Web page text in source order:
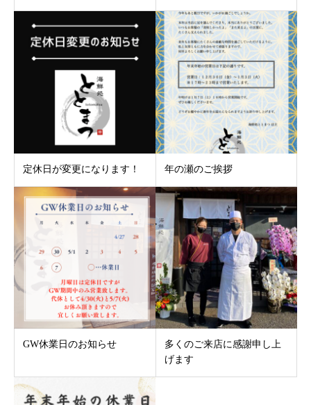
定休日が変更になります！ 年の瀬のご挨拶
GW休業日のお知らせ
多くのご来店に感謝申し上
げます